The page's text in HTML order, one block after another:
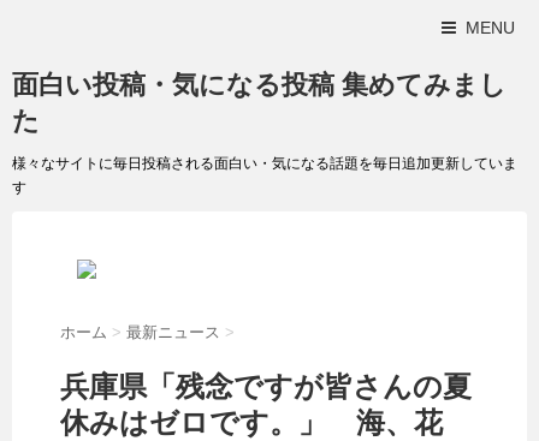
MENU
面白い投稿・気になる投稿 集めてみまし
た
様々なサイトに毎日投稿される面白い・気になる話題を毎日追加更新していま
す
ホーム > 最新ニュース >
兵庫県「残念ですが皆さんの夏
休みはゼロです。」 海、花